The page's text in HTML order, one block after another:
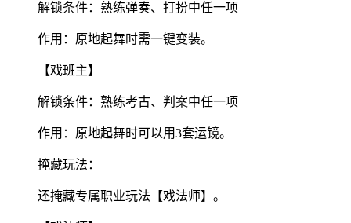
解锁条件：熟练弹奏、打扮中任一项
作用：原地起舞时需一键变装。
【戏班主】
解锁条件：熟练考古、判案中任一项
作用：原地起舞时可以用3套运镜。
掩藏玩法：
还掩藏专属职业玩法【戏法师】。